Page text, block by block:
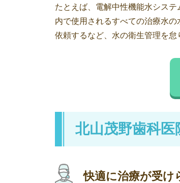
たとえば、電解中性機能水シス
内で使用されるすべての治療水
依頼するなど、水の衛生管理を怠
北山茂野歯科医
快適に治療が受け